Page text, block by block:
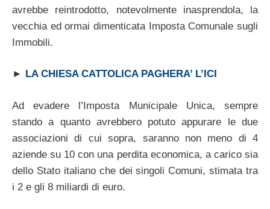
avrebbe reintrodotto, notevolmente inasprendola, la
vecchia ed ormai dimenticata Imposta Comunale sugli
Immobili.
► LA CHIESA CATTOLICA PAGHERA’ L’ICI
Ad evadere l’Imposta Municipale Unica, sempre
stando a quanto avrebbero potuto appurare le due
associazioni di cui sopra, saranno non meno di 4
aziende su 10 con una perdita economica, a carico sia
dello Stato italiano che dei singoli Comuni, stimata tra
i 2 e gli 8 miliardi di euro.